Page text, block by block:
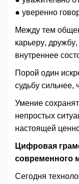
● уверенно
Между тем
карьеру,
внутреннее
Порой один
судьбу сильнее,
Умение
непростых
настоящей
Цифровая
современного
Сегодня